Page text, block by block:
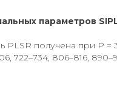
параметров
PLSR получена при P =
722–734, 806–816,